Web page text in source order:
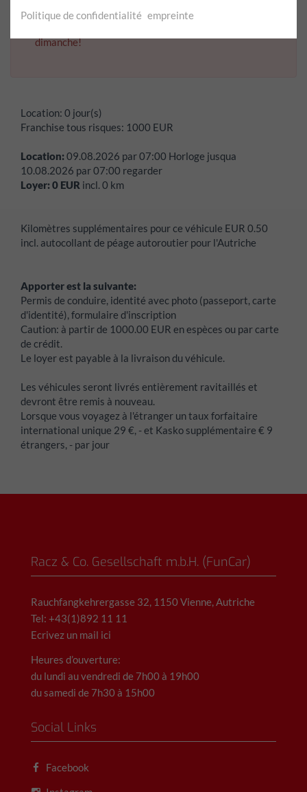
Erreur:
La date de ramassage ne peut pas être un
dimanche!
Location: 0 jour(s)
Franchise tous risques: 1000 EUR
Location:09.08.2026 par07:00 Horloge jusqua
10.08.2026 par07:00 regarder
Loyer:0 EUR incl. 0 km
Kilomètres supplémentaires pour ce véhicule EUR 0.50
incl. autocollant de péage autoroutier pour l'Autriche
Apporter est la suivante:
Permis de conduire, identité avec photo (passeport, carte
d'identité), formulaire d'inscription
Caution: à partir de 1000.00 EUR en espèces ou par carte
de crédit.
Le loyer est payable à la livraison du véhicule.
Les véhicules seront livrés entièrement ravitaillés et
devront être remis à nouveau.
Lorsque vous voyagez à l'étranger un taux forfaitaire
international unique 29 €, - et Kasko supplémentaire € 9
étrangers, - par jour
Racz & Co. Gesellschaft m.b.H. (FunCar)
Rauchfangkehrergasse 32, 1150 Vienne, Autriche
Tel: +43(1)892 11 11
Ecrivez un mail ici
Heures d’ouverture:
du lundi au vendredi de 7h00 à 19h00
du samedi de 7h30 à 15h00
Social Links
Facebook
Politique de confidentialité empreinte